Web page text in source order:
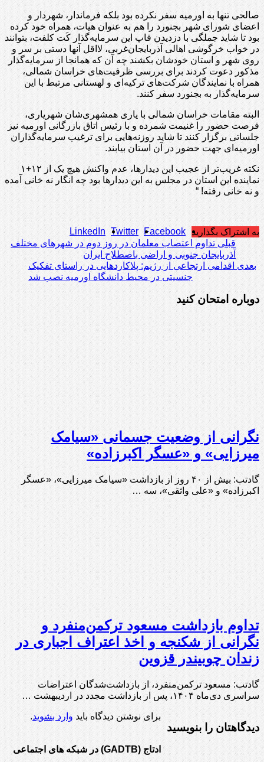
صالحی تنها به اورمیه سفر نکرده بود بلکه فرماندار، شهردار و
اعضای شورای شهر بجنورد را هم به عنوان هیات، همراه خود کرده
بود تا شاید جملگی با دزدیدن قاپ این سرمایه‌گذار کَت کلفت، بتوانند
در خواب خرگوشی اهالی آذربایجان‌غربی، لااقل آنها دستی بر سر و
روی شهر و استان خودشان بکشند چه آن که همانجا از سرمایه‌گذار
مذکور دعوت کردند برای بررسی ظرفیت‌های خراسان شمالی،
همراه با نمایندگان شرکت‌های ترکیه‌ای و لهستانی مرتبط با این
سرمایه‌گذار به بجنورد سفر کنند.
البته مقامات خراسان شمالی با یاری همشهری‌شان شهریاری،
فرصت حضور را غنیمت شمرده و با رئیس اتاق بازرگانی اورمیه نیز
جلساتی برگزار کنند تا شاید روزنه‌هایی برای ترغیب سرمایه‌گذاران
اورمیه‌ای جهت حضور در آن استان بیابند.
نکته غریب‌تر از عجیب این دیدارها، عدم واکنش هیچ یک از ۱۲+۱
نماینده این استان در مجلس به این دیدارها بود چه انگار نه خانی آمده
و نه خانی رفته! “
به اشتراک بگذارید Facebook
Twitter
LinkedIn
قبلی تداوم اعتصاب معلمان در روز دوم در شهرهای مختلف
آذربایجان جنوبی و اراضی باصطلاح ایران
بعدی اقدامی ارتجاعی از رژیم: پلاکاردهایی در راستای تفکیک
جنسیتی در محیط دانشگاه اورمیه نصب شد
دوباره امتحان کنید
نگرانی از وضعیت جسمانی «سیامک
میرزایی» و «عسگر اکبرزاده»
گادتب: بیش از ۴۰ روز از بازداشت «سیامک میرزایی»، «عسگر
اکبرزاده» و «علی واثقی»، سه …
تداوم بازداشت مسعود ترکمن‌منفرد و
نگرانی از شکنجه و اخذ اعتراف اجباری در
زندان چوبیندر قزوین
گادتب: مسعود ترکمن‌منفرد، از بازداشت‌شدگان اعتراضات
سراسری دی‌ماه ۱۴۰۴، پس از بازداشت مجدد در اردیبهشت …
دیدگاهتان را بنویسید
برای نوشتن دیدگاه باید وارد بشوید.
ادتاج (GADTB) در شبکه های اجتماعی